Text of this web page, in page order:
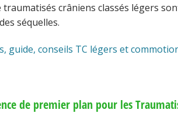
traumatisés crâniens classés légers
séquelles.
guide, conseils TC légers et
de premier plan pour les